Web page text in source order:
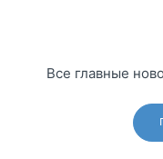
Все главные